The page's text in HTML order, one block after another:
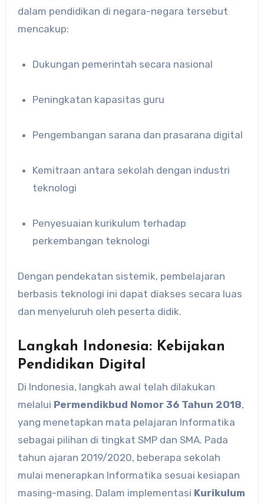
dalam pendidikan di negara-negara tersebut
mencakup:
Dukungan pemerintah secara nasional
Peningkatan kapasitas guru
Pengembangan sarana dan prasarana digital
Kemitraan antara sekolah dengan industri
teknologi
Penyesuaian kurikulum terhadap
perkembangan teknologi
Dengan pendekatan sistemik, pembelajaran
berbasis teknologi ini dapat diakses secara luas
dan menyeluruh oleh peserta didik.
Langkah Indonesia: Kebijakan
Pendidikan Digital
Di Indonesia, langkah awal telah dilakukan
melalui Permendikbud Nomor 36 Tahun 2018,
yang menetapkan mata pelajaran Informatika
sebagai pilihan di tingkat SMP dan SMA. Pada
tahun ajaran 2019/2020, beberapa sekolah
mulai menerapkan Informatika sesuai kesiapan
masing-masing. Dalam implementasi Kurikulum